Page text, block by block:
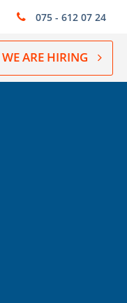
075 - 612 07 24
WE ARE HIRING